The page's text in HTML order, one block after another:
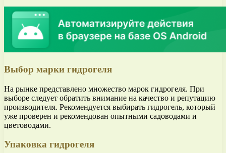
Выбор марки гидрогеля
На рынке представлено множество марок гидрогеля. При
выборе следует обратить внимание на качество и репутацию
производителя. Рекомендуется выбирать гидрогель, который
уже проверен и рекомендован опытными садоводами и
цветоводами.
Упаковка гидрогеля